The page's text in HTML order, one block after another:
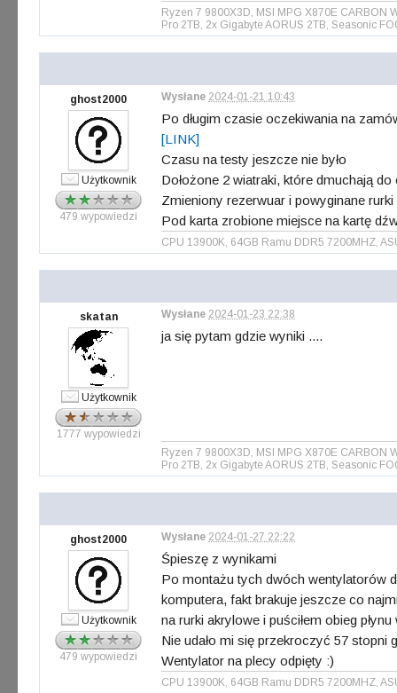
Ryzen 7 9800X3D, MSI MPG X870E CARBON
Pro 2TB, 2x Gigabyte AORUS 2TB, Seasonic
ghost2000
Użytkownik
479 wypowiedzi
Wysłane 2024-01-21 10:43
Po długim czasie oczekiwania na
[LINK]
Czasu na testy jeszcze nie było
Dołożone 2 wiatraki, które dmuchają do
Zmieniony rezerwuar i powyginane
Pod karta zrobione miejsce na kartę
CPU 13900K, 64GB Ramu DDR5 7200MHZ,
skatan
Użytkownik
1777 wypowiedzi
Wysłane 2024-01-23 22:38
ja się pytam gdzie wyniki ....
Ryzen 7 9800X3D, MSI MPG X870E CARBON
Pro 2TB, 2x Gigabyte AORUS 2TB, Seasonic
ghost2000
Użytkownik
479 wypowiedzi
Wysłane 2024-01-27 22:22
Śpieszę z wynikami
Po montażu tych dwóch wentylatorów
komputera, fakt brakuje jeszcze co
na rurki akrylowe i puściłem obieg
Nie udało mi się przekroczyć 57 stopni
Wentylator na plecy odpięty :)
CPU 13900K, 64GB Ramu DDR5 7200MHZ,